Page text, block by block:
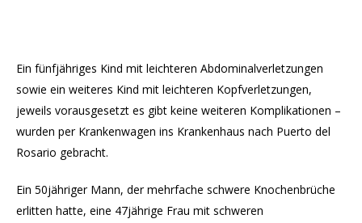
Ein fünfjähriges Kind mit leichteren Abdominalverletzungen
sowie ein weiteres Kind mit leichteren Kopfverletzungen,
jeweils vorausgesetzt es gibt keine weiteren Komplikationen –
wurden per Krankenwagen ins Krankenhaus nach Puerto del
Rosario gebracht.
Ein 50jähriger Mann, der mehrfache schwere Knochenbrüche
erlitten hatte, eine 47jährige Frau mit schweren